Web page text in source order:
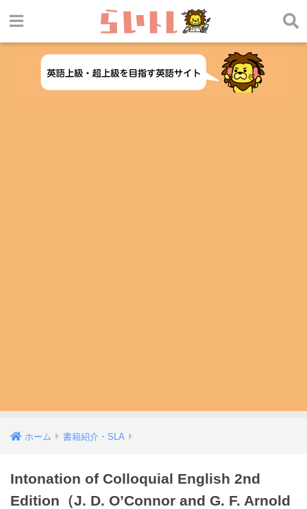
ホーム 書籍紹介・SLA
Intonation of Colloquial English 2nd
Edition（J. D. O’Connor and G. F. Arnold